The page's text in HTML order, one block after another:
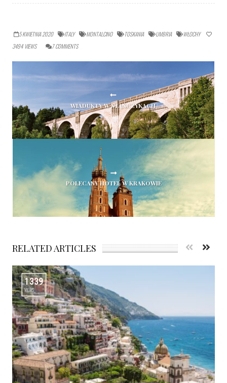
5 KWIETNIA 2020 ITALY MONTALCINO TOSKANIA UMBRIA
WŁOCHY
3494 VIEWS 7 COMMENTS
WIADUKTY W STAŃCZYKACH
POLECANY HOTEL W KRAKOWIE
RELATED ARTICLES
1339
VIEWS